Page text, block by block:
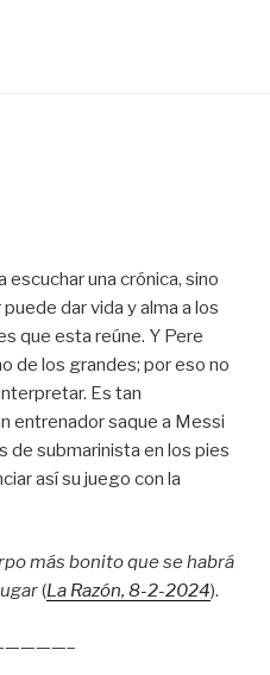
escuchar una crónica, sino
dar vida y alma a los
que esta reúne. Y Pere
de los grandes; por eso no
Es tan
entrenador saque a Messi
de submarinista en los pies
así su juego con la
más bonito que se habrá
(La Razón, 8-2-2024).